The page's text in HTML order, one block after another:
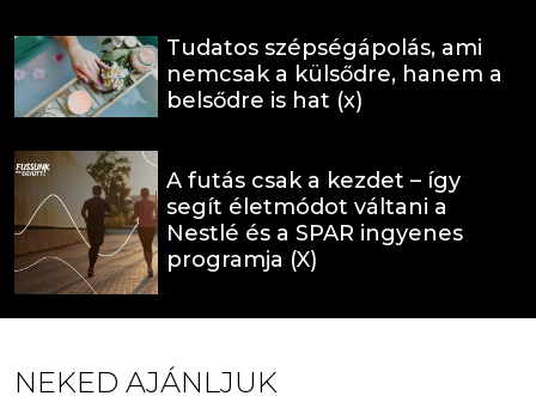
Tudatos szépségápolás, ami
nemcsak a külsődre, hanem a
belsődre is hat (x)
A futás csak a kezdet – így
segít életmódot váltani a
Nestlé és a SPAR ingyenes
programja (X)
NEKED AJÁNLJUK